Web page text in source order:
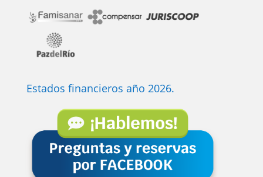
Estados financieros año 2026.